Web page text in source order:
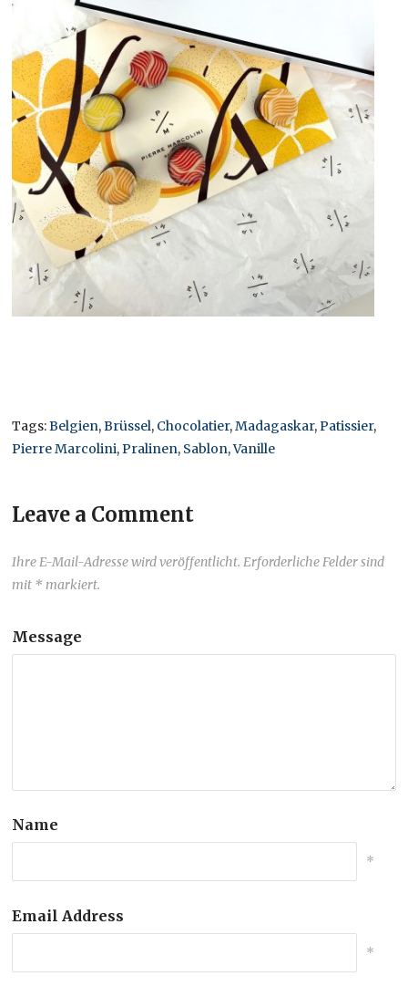
Tags:Belgien,Brüssel, Chocolatier,Madagaskar,Patissier,
Pierre Marcolini,Pralinen, Sablon,Vanille
Leave a Comment
Ihre E-Mail-Adresse wird veröffentlicht. Erforderliche Felder sind
mit * markiert.
Message
Name
*
Email Address
*